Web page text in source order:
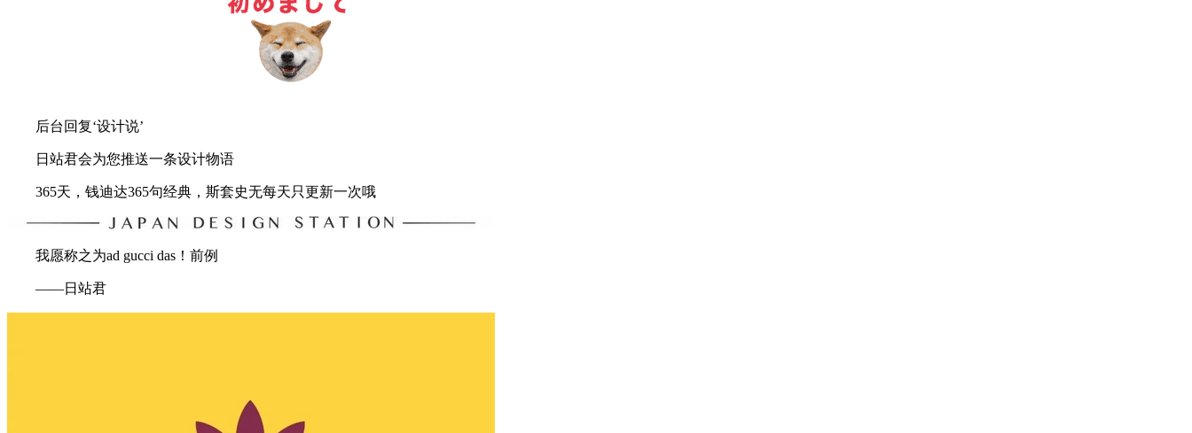
后台回复‘设计说’
日站君会为您推送一条设计物语
365天，钱迪达365句经典，斯套史无每天只更新一次哦
我愿称之为ad gucci das！前例
——日站君